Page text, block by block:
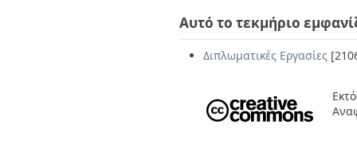
Αυτό το τεκμήριο
Διπλωματικές Εργασίες